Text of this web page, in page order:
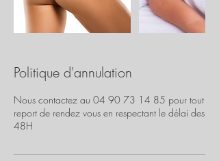
Politique d'annulation
Nous contactez au 04 90 73 14 85 pour tout
report de rendez vous en respectant le délai des
48H